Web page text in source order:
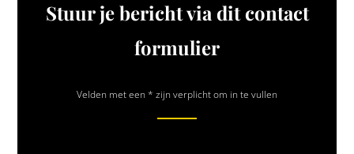
Stuur je bericht via dit contact
formulier
Velden met een * zijn verplicht om in te vullen